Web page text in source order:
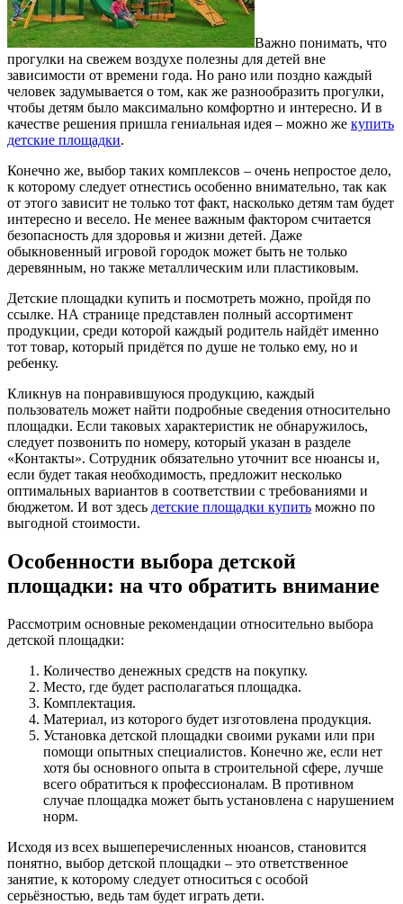
Важно понимать, что
прогулки на свежем воздухе полезны для детей вне
зависимости от времени года. Но рано или поздно каждый
человек задумывается о том, как же разнообразить прогулки,
чтобы детям было максимально комфортно и интересно. И в
качестве решения пришла гениальная идея – можно же купить
детские площадки.
Конечно же, выбор таких комплексов – очень непростое дело,
к которому следует отнестись особенно внимательно, так как
от этого зависит не только тот факт, насколько детям там будет
интересно и весело. Не менее важным фактором считается
безопасность для здоровья и жизни детей. Даже
обыкновенный игровой городок может быть не только
деревянным, но также металлическим или пластиковым.
Детские площадки купить и посмотреть можно, пройдя по
ссылке. НА странице представлен полный ассортимент
продукции, среди которой каждый родитель найдёт именно
тот товар, который придётся по душе не только ему, но и
ребенку.
Кликнув на понравившуюся продукцию, каждый
пользователь может найти подробные сведения относительно
площадки. Если таковых характеристик не обнаружилось,
следует позвонить по номеру, который указан в разделе
«Контакты». Сотрудник обязательно уточнит все нюансы и,
если будет такая необходимость, предложит несколько
оптимальных вариантов в соответствии с требованиями и
бюджетом. И вот здесь детские площадки купить можно по
выгодной стоимости.
Особенности выбора детской
площадки: на что обратить внимание
Рассмотрим основные рекомендации относительно выбора
детской площадки:
Количество денежных средств на покупку.
Место, где будет располагаться площадка.
Комплектация.
Материал, из которого будет изготовлена продукция.
Установка детской площадки своими руками или при
помощи опытных специалистов. Конечно же, если нет
хотя бы основного опыта в строительной сфере, лучше
всего обратиться к профессионалам. В противном
случае площадка может быть установлена с нарушением
норм.
Исходя из всех вышеперечисленных нюансов, становится
понятно, выбор детской площадки – это ответственное
занятие, к которому следует относиться с особой
серьёзностью, ведь там будет играть дети.